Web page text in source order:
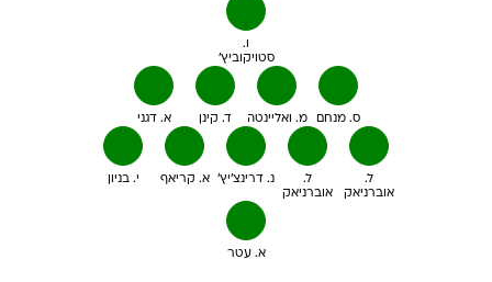
ו.
סטויקוביץ'
א. דגני ד. קינן מ. ואליינטה ס. מנחם
י. בניון א. קריאף נ. דרינצ'יץ'
ל.
אוברניאק
ל.
אוברניאק
א. עטר